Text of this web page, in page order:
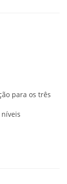
para os três